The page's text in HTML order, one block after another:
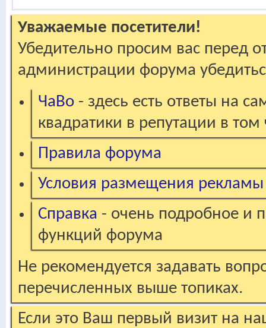
Уважаемые посетители!
Убедительно просим вас перед
администрации форума
ЧаВо - здесь есть ответы на
квадратики в репутации в том
Правила форума
Условия размещения
Справка - очень подробное и
функций форума
Не рекомендуется задавать
перечисленных выше топиках.
Если это Ваш первый визит на